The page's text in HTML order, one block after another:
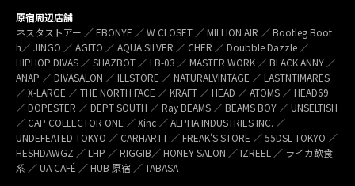
原宿周辺店舗
ネスタストアー ／ EBONYE ／ W CLOSET ／ MILLION AIR ／ Bootleg Boot
h／ JINGO ／ AGITO ／ AQUA SILVER ／ CHER ／ Doubble Dazzle ／
HIPHOP DIVAS ／ SHAZBOT ／ LB-03 ／ MASTER WORK ／ BLACK ANNY ／
ANAP ／ DIVASALON ／ ILLSTORE ／ NATURALVINTAGE ／ LASTNTIMARES
／ X-LARGE ／ THE NORTH FACE ／ KRAFT ／ HEAD ／ ATOMS ／ HEAD69
／ DOPESTER ／ DEPT SOUTH ／ Ray BEAMS ／ BEAMS BOY ／ UNSELTISH
／ CAP COLLECTOR ONE ／ Xinc ／ ALPHA INDUSTRIES INC. ／
UNDEFEATED TOKYO ／ CARHARTT ／ FREAK’S STORE ／ 55DSL TOKYO ／
HESHDAWGZ ／ LHP ／ RIGGIB／ HONEY SALON ／ IZREEL ／ ライカ飲食
系 ／ UA CAFÉ ／ HUB 原宿 ／ TABASA